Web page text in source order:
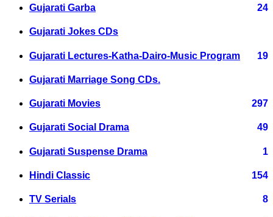
Gujarati Garba 24
Gujarati Jokes CDs
Gujarati Lectures-Katha-Dairo-Music Program 19
Gujarati Marriage Song CDs.
Gujarati Movies 297
Gujarati Social Drama 49
Gujarati Suspense Drama 1
Hindi Classic 154
TV Serials 8